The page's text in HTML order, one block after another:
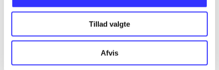
Tillad valgte
Afvis
Alle registrerede artikler fordelt på udgivelser